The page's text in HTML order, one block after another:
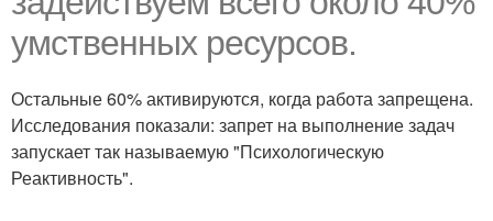
умственных ресурсов.
Остальные 60% активируются, когда работа запрещена.
Исследования показали: запрет на выполнение задач
запускает так называемую "Психологическую
Реактивность".